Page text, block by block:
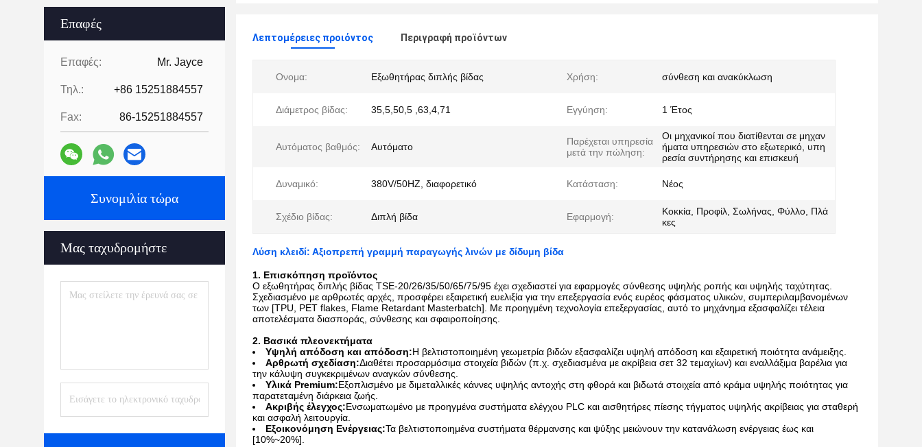
Επαφές
Επαφές: Mr. Jayce
Τηλ.: +86 15251884557
Fax: 86-15251884557
Συνομιλία τώρα
Μας ταχυδρομήστε
Λεπτομέρειες προιόντος Περιγραφή προϊόντων
Ονομα: Εξωθητήρας διπλής βίδας Χρήση: σύνθεση και ανακύκλωση
Διάμετρος βίδας: 35,5,50,5 ,63,4,71 Εγγύηση: 1 Έτος
Αυτόματος βαθμός: Αυτόματο
Παρέχεται υπηρεσία
μετά την πώληση:
Οι μηχανικοί που διατίθενται σε μηχαν
ήματα υπηρεσιών στο εξωτερικό, υπη
ρεσία συντήρησης και επισκευή
Δυναμικό: 380V/50HZ, διαφορετικό Κατάσταση: Νέος
Σχέδιο βίδας: Διπλή βίδα Εφαρμογή:
Κοκκία, Προφίλ, Σωλήνας, Φύλλο, Πλά
κες
Λύση κλειδί: Αξιοπρεπή γραμμή παραγωγής λινών με δίδυμη βίδα
1. Επισκόπηση προϊόντος
Ο εξωθητήρας διπλής βίδας TSE-20/26/35/50/65/75/95 έχει σχεδιαστεί για εφαρμογές σύνθεσης υψηλής ροπής και υψηλής ταχύτητας.
Σχεδιασμένο με αρθρωτές αρχές, προσφέρει εξαιρετική ευελιξία για την επεξεργασία ενός ευρέος φάσματος υλικών, συμπεριλαμβανομένων
των [TPU, PET flakes, Flame Retardant Masterbatch]. Με προηγμένη τεχνολογία επεξεργασίας, αυτό το μηχάνημα εξασφαλίζει τέλεια
αποτελέσματα διασποράς, σύνθεσης και σφαιροποίησης.
2. Βασικά πλεονεκτήματα
Υψηλή απόδοση και απόδοση:Η βελτιστοποιημένη γεωμετρία βιδών εξασφαλίζει υψηλή απόδοση και εξαιρετική ποιότητα ανάμειξης.
Αρθρωτή σχεδίαση:Διαθέτει προσαρμόσιμα στοιχεία βιδών (π.χ. σχεδιασμένα με ακρίβεια σετ 32 τεμαχίων) και εναλλάξιμα βαρέλια για
την κάλυψη συγκεκριμένων αναγκών σύνθεσης.
Υλικά Premium:Εξοπλισμένο με διμεταλλικές κάννες υψηλής αντοχής στη φθορά και βιδωτά στοιχεία από κράμα υψηλής ποιότητας για
παρατεταμένη διάρκεια ζωής.
Ακριβής έλεγχος:Ενσωματωμένο με προηγμένα συστήματα ελέγχου PLC και αισθητήρες πίεσης τήγματος υψηλής ακρίβειας για σταθερή
και ασφαλή λειτουργία.
Εξοικονόμηση Ενέργειας:Τα βελτιστοποιημένα συστήματα θέρμανσης και ψύξης μειώνουν την κατανάλωση ενέργειας έως και
[10%~20%].